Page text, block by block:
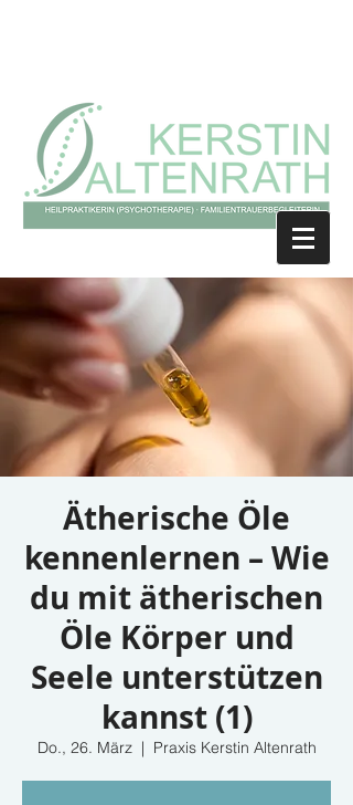
Ätherische Öle
kennenlernen – Wie
du mit ätherischen
Öle Körper und
Seele unterstützen
kannst (1)
Do., 26. März
  |
Praxis Kerstin Altenrath